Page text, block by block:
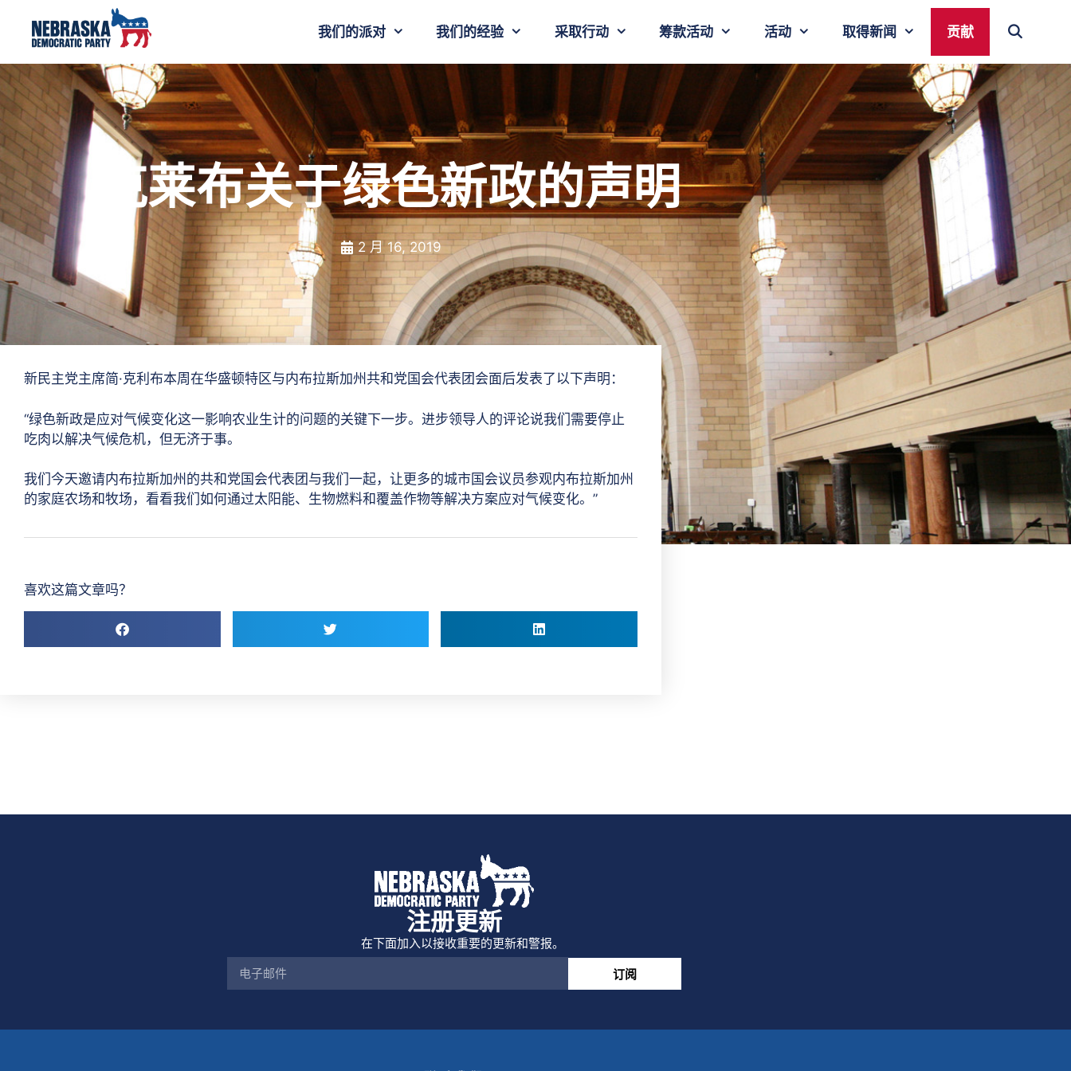
我们的派对 我们的经验 采取行动 筹款活动 活动 取得新闻 贡献
克莱布关于绿色新政的声明
2 月 16, 2019
新民主党主席简·克利布本周在华盛顿特区与内布拉斯加州共和党国会代表团会面后发表了以下声明：
“绿色新政是应对气候变化这一影响农业生计的问题的关键下一步。进步领导人的评论说我们需要停止
吃肉以解决气候危机，但无济于事。
我们今天邀请内布拉斯加州的共和党国会代表团与我们一起，让更多的城市国会议员参观内布拉斯加州
的家庭农场和牧场，看看我们如何通过太阳能、生物燃料和覆盖作物等解决方案应对气候变化。”
喜欢这篇文章吗？
注册更新
在下面加入以接收重要的更新和警报。
订阅